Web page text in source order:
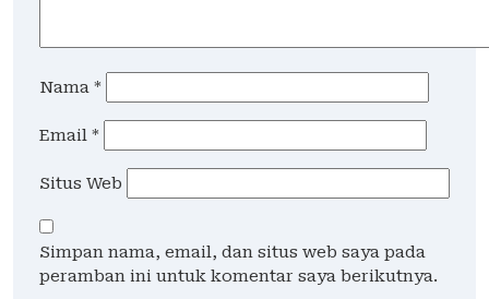
Nama *
Email *
Situs Web
Simpan nama, email, dan situs web saya pada
peramban ini untuk komentar saya berikutnya.